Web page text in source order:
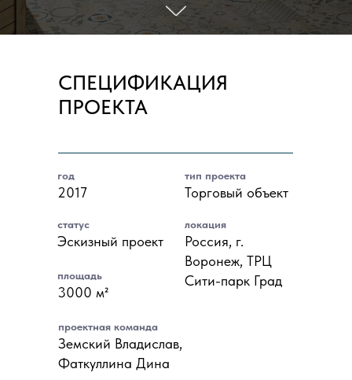
СПЕЦИФИКАЦИЯ
ПРОЕКТА
год тип проекта
проектная команда
статус локация
площадь
2017 Торговый объект
Земский Владислав,
Фаткуллина Дина
Эскизный проект
Россия, г.
Воронеж, ТРЦ
Сити-парк Град
3000 м²